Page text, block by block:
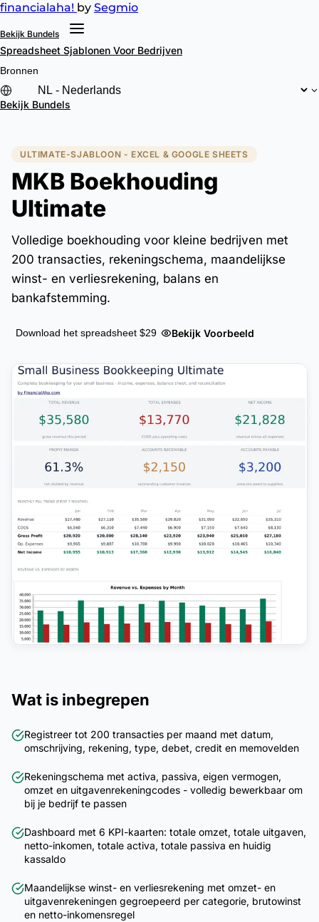
financialaha! by Segmio
Bekijk Bundels
Spreadsheet Sjablonen Voor Bedrijven
Bronnen
Bekijk Bundels
ULTIMATE-SJABLOON - EXCEL & GOOGLE SHEETS
MKB Boekhouding
Ultimate
Volledige boekhouding voor kleine bedrijven met
200 transacties, rekeningschema, maandelijkse
winst- en verliesrekening, balans en
bankafstemming.
Download het spreadsheet $29 Bekijk Voorbeeld
Wat is inbegrepen
Registreer tot 200 transacties per maand met datum,
omschrijving, rekening, type, debet, credit en memovelden
Rekeningschema met activa, passiva, eigen vermogen,
omzet en uitgavenrekeningcodes - volledig bewerkbaar om
bij je bedrijf te passen
Dashboard met 6 KPI-kaarten: totale omzet, totale uitgaven,
netto-inkomen, totale activa, totale passiva en huidig
kassaldo
Maandelijkse winst- en verliesrekening met omzet- en
uitgavenrekeningen gegroepeerd per categorie, brutowinst
en netto-inkomensregel